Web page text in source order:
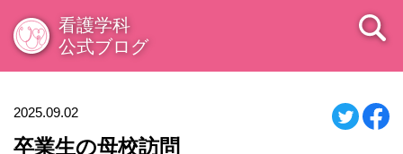
看護学科
公式ブログ
2025.09.02
卒業生の母校訪問